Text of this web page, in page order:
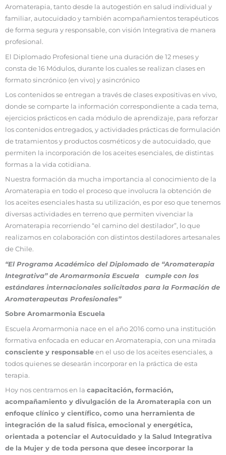
Aromaterapia, tanto desde la autogestión en salud individual y
familiar, autocuidado y también acompañamientos terapéuticos
de forma segura y responsable, con visión Integrativa de manera
profesional.
El Diplomado Profesional tiene una duración de 12 meses y
consta de 16 Módulos, durante los cuales se realizan clases en
formato sincrónico (en vivo) y asincrónico
Los contenidos se entregan a través de clases expositivas en vivo,
donde se comparte la información correspondiente a cada tema,
ejercicios prácticos en cada módulo de aprendizaje, para reforzar
los contenidos entregados, y actividades prácticas de formulación
de tratamientos y productos cosméticos y de autocuidado, que
permiten la incorporación de los aceites esenciales, de distintas
formas a la vida cotidiana.
Nuestra formación da mucha importancia al conocimiento de la
Aromaterapia en todo el proceso que involucra la obtención de
los aceites esenciales hasta su utilización, es por eso que tenemos
diversas actividades en terreno que permiten vivenciar la
Aromaterapia recorriendo “el camino del destilador”, lo que
realizamos en colaboración con distintos destiladores artesanales
de Chile.
“El Programa Académico del Diplomado de “Aromaterapia
Integrativa” de Aromarmonia Escuela cumple con los
estándares internacionales solicitados para la Formación de
Aromaterapeutas Profesionales”
Sobre Aromarmonia Escuela
Escuela Aromarmonia nace en el año 2016 como una institución
formativa enfocada en educar en Aromaterapia, con una mirada
consciente y responsable en el uso de los aceites esenciales, a
todos quienes se desearán incorporar en la práctica de esta
terapia.
Hoy nos centramos en la capacitación, formación,
acompañamiento y divulgación de la Aromaterapia con un
enfoque clínico y científico, como una herramienta de
integración de la salud física, emocional y energética,
orientada a potenciar el Autocuidado y la Salud Integrativa
de la Mujer y de toda persona que desee incorporar la